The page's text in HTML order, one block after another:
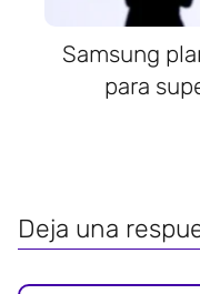
Samsung
para
Deja una